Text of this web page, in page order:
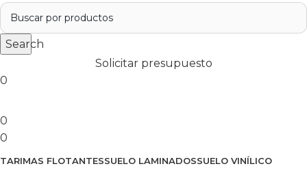
Search
Solicitar presupuesto
0
0
0
TARIMAS FLOTANTESSUELO LAMINADOSSUELO VINÍLICO